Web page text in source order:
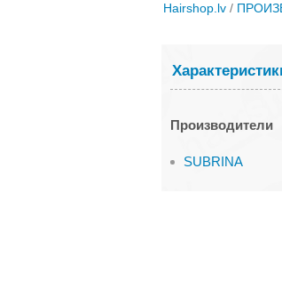
Hairshop.lv /
Производители
SUBRINA